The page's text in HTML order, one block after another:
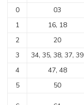
0
03
1
16, 18
2
20
3
34, 35, 38, 37, 39
4
47, 48
5
50